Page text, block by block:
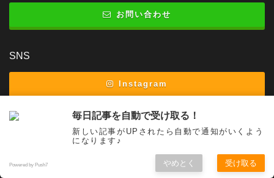
お問い合わせ
SNS
Instagram
Twitter
毎日記事を自動で受け取る！
新しい記事がUPされたら自動で通知がいくよう
になります♪
Powered by Push7 やめとく 受け取る